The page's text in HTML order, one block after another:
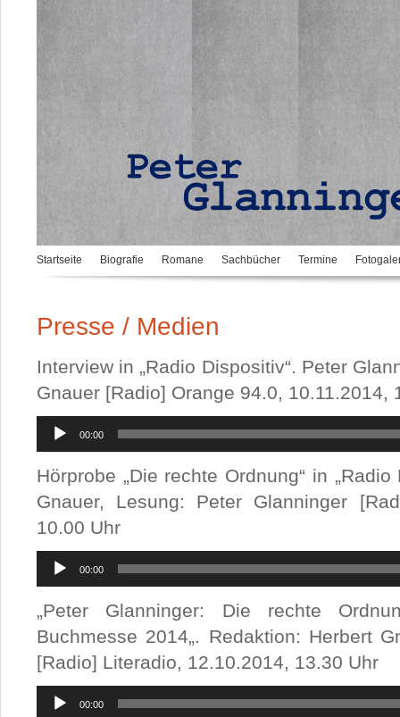
Startseite Biografie Romane Sachbücher Termine
Presse / Medien
Interview in „Radio Dispositiv“. Peter
Gnauer [Radio] Orange 94.0, 10.11.2014,
Player
00:00
Hörprobe „Die rechte Ordnung“ in
Gnauer, Lesung: Peter Glanninger
10.00 Uhr
Player
00:00
„Peter Glanninger: Die rechte
Buchmesse 2014„. Redaktion: Herbert
[Radio] Literadio, 12.10.2014, 13.30 Uhr
Player
00:00